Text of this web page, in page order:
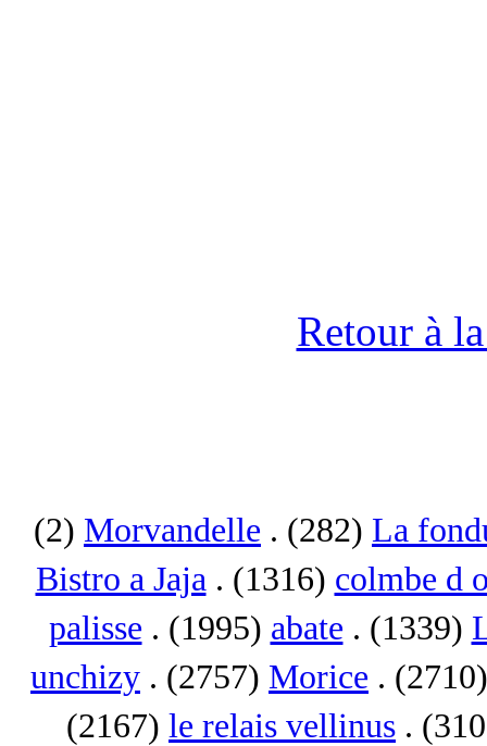
Retour à
(2) Morvandelle . (282) La
Bistro a Jaja. (1316) colmbe d
palisse . (1995) abate . (1339)
unchizy . (2757) Morice .
(2167) le relais vellinus .